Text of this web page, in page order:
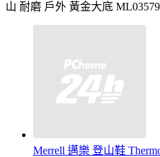
山 耐磨 戶外 黃金大底
Merrell 邁樂 登山鞋